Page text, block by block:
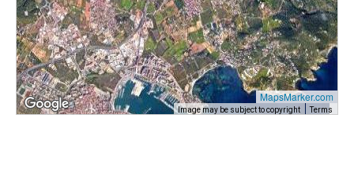
MapsMarker.com
Image may be subject to copyright Terms